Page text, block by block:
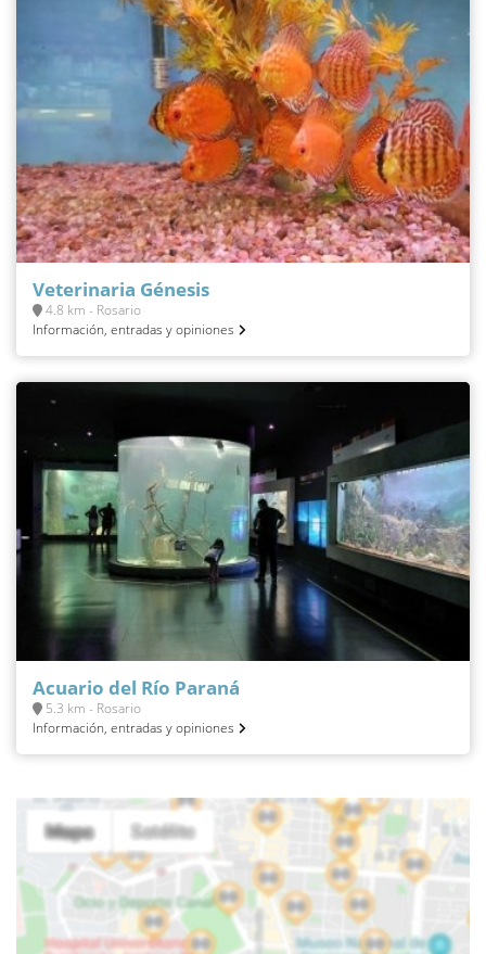
Veterinaria Génesis
4.8 km - Rosario
Información, entradas y opiniones
Acuario del Río Paraná
5.3 km - Rosario
Información, entradas y opiniones